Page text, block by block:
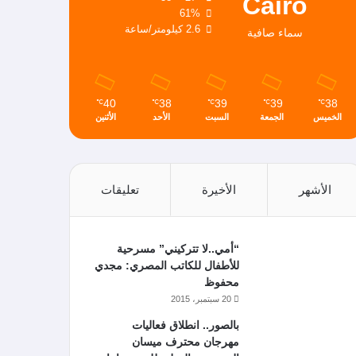
سماء صافية
61%
2.6 كيلومتر/ساعة
38
℃
الخميس
39
℃
الجمعة
39
℃
السبت
38
℃
الأحد
40
℃
الأثنين
الأشهر الأخيرة تعليقات
“أمي..لا تتركيني” مسرحية
للأطفال للكاتب المصري: مجدي
محفوظ
20 سبتمبر، 2015
بالصور.. انطلاق فعاليات
مهرجان محترف ميسان